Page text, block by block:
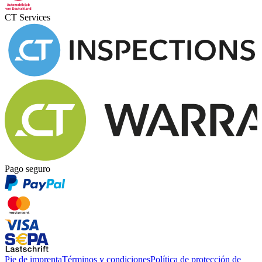
CT Services
Pago seguro
Pie de imprentaTérminos y condicionesPolítica de protección de